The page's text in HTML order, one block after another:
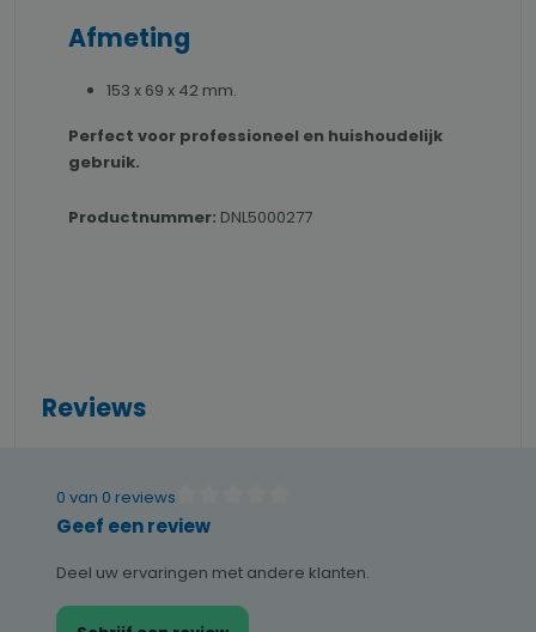
Afmeting
153 x 69 x 42 mm.
Perfect voor professioneel en huishoudelijk
gebruik.
Productnummer: DNL5000277
Reviews
0 van 0 reviews
Gemiddelde waardering van 0 van 5 sterren
Geef een review
Deel uw ervaringen met andere klanten.